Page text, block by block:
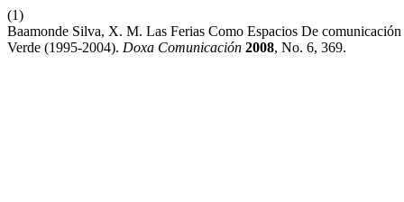
(1)
Baamonde Silva, X. M. Las Ferias Como Espacios De
Verde (1995-2004). Doxa Comunicación 2008, No. 6, 369.